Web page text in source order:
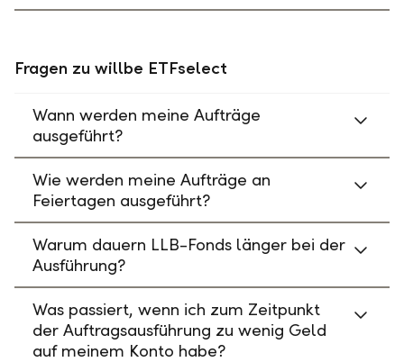
Fragen zu willbe ETFselect
Wann werden meine Aufträge
ausgeführt?
Wie werden meine Aufträge an
Feiertagen ausgeführt?
Warum dauern LLB-Fonds länger bei der
Ausführung?
Was passiert, wenn ich zum Zeitpunkt
der Auftragsausführung zu wenig Geld
auf meinem Konto habe?